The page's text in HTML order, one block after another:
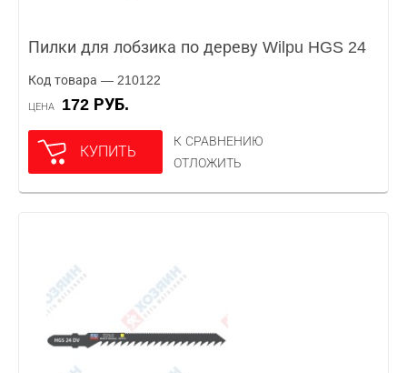
Пилки для лобзика по дереву Wilpu HGS 24
Код товара — 210122
ЦЕНА 172 РУБ.
КУПИТЬ
К СРАВНЕНИЮ
ОТЛОЖИТЬ